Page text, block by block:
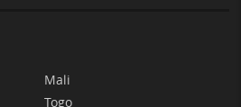
Mali
Togo